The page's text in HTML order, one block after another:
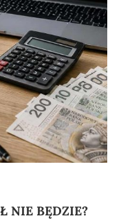
NIE BĘDZIE?